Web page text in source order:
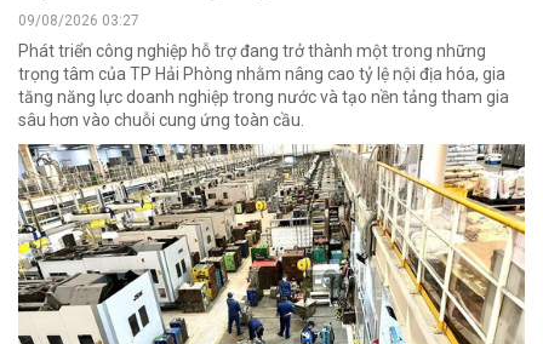
09/08/2026 03:27
Phát triển công nghiệp hỗ trợ đang trở thành một trong những
trọng tâm của TP Hải Phòng nhằm nâng cao tỷ lệ nội địa hóa, gia
tăng năng lực doanh nghiệp trong nước và tạo nền tảng tham gia
sâu hơn vào chuỗi cung ứng toàn cầu.